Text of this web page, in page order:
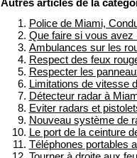
Autres articles de la
Police de Miami,
Que faire si vous avez
Ambulances sur les
Respect des feux
Respecter les
Limitations de vitesse
Détecteur radar à
Eviter radars et
Nouveau système de
Le port de la ceinture
Téléphones portables